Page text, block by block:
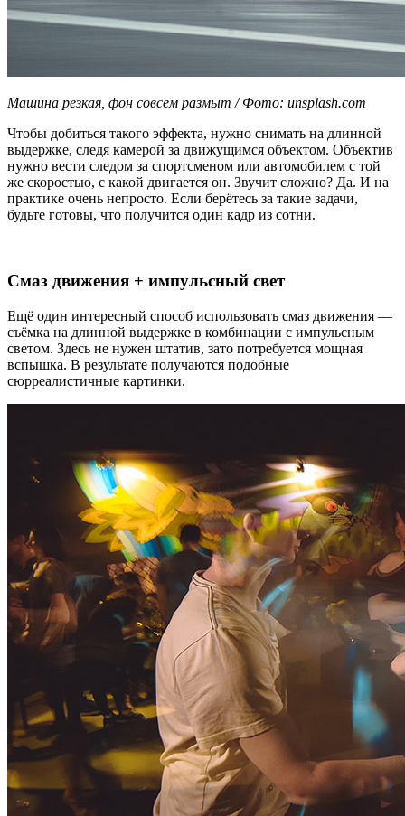
Машина резкая, фон совсем размыт / Фото: unsplash.com
Чтобы добиться такого эффекта, нужно снимать на длинной
выдержке, следя камерой за движущимся объектом. Объектив
нужно вести следом за спортсменом или автомобилем с той
же скоростью, с какой двигается он. Звучит сложно? Да. И на
практике очень непросто. Если берётесь за такие задачи,
будьте готовы, что получится один кадр из сотни.
Смаз движения + импульсный свет
Ещё один интересный способ использовать смаз движения —
съёмка на длинной выдержке в комбинации с импульсным
светом. Здесь не нужен штатив, зато потребуется мощная
вспышка. В результате получаются подобные
сюрреалистичные картинки.